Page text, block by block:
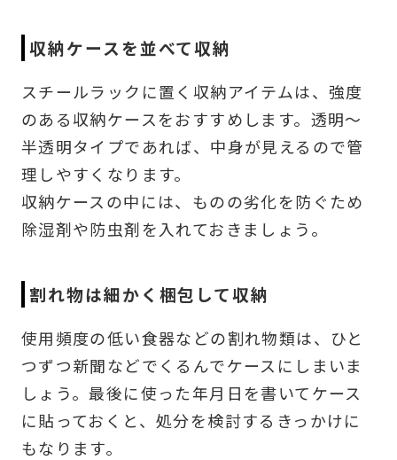
収納ケースを並べて収納
スチールラックに置く収納アイテムは、強度
のある収納ケースをおすすめします。透明～
半透明タイプであれば、中身が見えるので管
理しやすくなります。
収納ケースの中には、ものの劣化を防ぐため
除湿剤や防虫剤を入れておきましょう。
割れ物は細かく梱包して収納
使用頻度の低い食器などの割れ物類は、ひと
つずつ新聞などでくるんでケースにしまいま
しょう。最後に使った年月日を書いてケース
に貼っておくと、処分を検討するきっかけに
もなります。